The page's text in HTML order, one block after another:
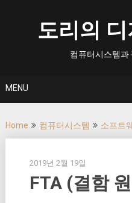
도리의
컴퓨터시스템과
MENU
Home 컴퓨터시스템 소프트
2019년 2월 19일
FTA (결함